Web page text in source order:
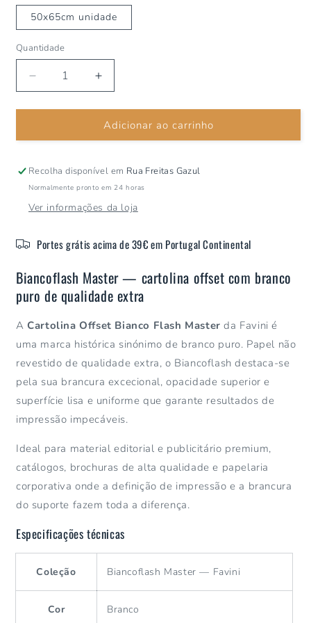
50x65cm unidade
Quantidade
Diminuir
a
quantidade
Cartolina
Bianco
Flash
Aumentar
a
quantidade
de
Cartolina
Bianco
Flash
Adicionar ao carrinho
Recolha disponível em Rua Freitas Gazul
Normalmente pronto em 24 horas
Ver informações da loja
Portes grátis acima de 39€ em Portugal Continental
Biancoflash Master — cartolina offset com branco
puro de qualidade extra
ACartolina Offset Bianco Flash Master da Favini é
uma marca histórica sinónimo de branco puro. Papel não
revestido de qualidade extra, o Biancoflash destaca-se
pela sua brancura excecional, opacidade superior e
superfície lisa e uniforme que garante resultados de
impressão impecáveis.
Ideal para material editorial e publicitário premium,
catálogos, brochuras de alta qualidade e papelaria
corporativa onde a definição de impressão e a brancura
do suporte fazem toda a diferença.
Especificações técnicas
Coleção Biancoflash Master — Favini
Cor Branco